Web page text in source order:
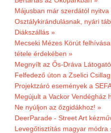
Májusban már szerdától
Osztálykirándulásnak, nyári
Diákszállás »
Mecseki Mézes Körút
tétele érdekében »
Megnyílt az Ős-Dráva
Felfedező úton a Zselici
Projektzáró események a
Megújult a Vackor Vendégház
Ne nyúljon az őzgidákhoz! »
DeerParade - Street Art
Levegőtisztítás magyar módra